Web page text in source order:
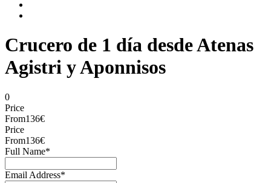
Crucero de 1 día desde Atenas
Agistri y Aponnisos
0
Price
From136€
Price
From136€
Full Name*
Email Address*